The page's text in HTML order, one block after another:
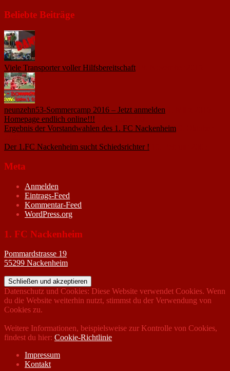
Beliebte Beiträge
Viele Transporter voller Hilfsbereitschaft
neunzehn53-Sommercamp 2016 – Jetzt anmelden
Homepage endlich online!!!
Ergebnis der Vorstandwahlen des 1. FC Nackenheim
Der 1.FC Nackenheim sucht Schiedsrichter !
Meta
Anmelden
Eintrags-Feed
Kommentar-Feed
WordPress.org
1. FC Nackenheim
Pommardstrasse 19
55299 Nackenheim
Datenschutz und Cookies: Diese Website verwendet Cookies. Wenn
du die Website weiterhin nutzt, stimmst du der Verwendung von
Cookies zu.
Weitere Informationen, beispielsweise zur Kontrolle von Cookies,
findest du hier: Cookie-Richtlinie
Impressum
Kontakt